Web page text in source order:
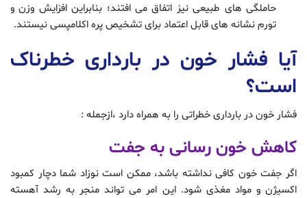
حاملگی های طبیعی نیز اتفاق می افتند؛ بنابراین افزایش وزن و
تورم نشانه های قابل اعتماد برای تشخیص پره اکلامپسی نیستند.
آیا فشار خون در بارداری خطرناک
است؟
فشار خون در بارداری خطراتی را به همراه دارد ،ازجمله :
کاهش خون رسانی به جفت
اگر جفت خون کافی نداشته باشد، ممکن است نوزاد شما دچار کمبود
اکسیژن و مواد مغذی شود. این امر می تواند منجر به رشد آهسته